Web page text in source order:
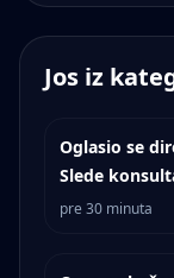
Jos iz
Oglasio se
Slede
pre 30 minuta